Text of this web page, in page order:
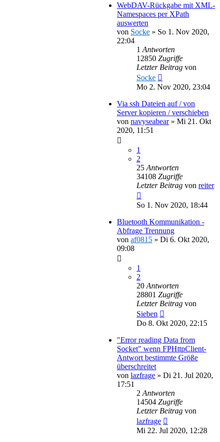
WebDAV-Rückgabe mit XML-
Namespaces per XPath
auswerten
von Socke » So 1. Nov 2020,
22:04
1 Antworten
12850 Zugriffe
Letzter Beitrag von
Socke
Mo 2. Nov 2020, 23:04
Via ssh Dateien auf / von
Server kopieren / verschieben
von navyseabear» Mi 21. Okt
2020, 11:51
1
2
25 Antworten
34108 Zugriffe
Letzter Beitrag von reiter
So 1. Nov 2020, 18:44
Bluetooth Kommunikation -
Abfrage Trennung
von af0815 » Di 6. Okt 2020,
09:08
1
2
20 Antworten
28801 Zugriffe
Letzter Beitrag von
Sieben
Do 8. Okt 2020, 22:15
"Error reading Data from
Socket" wenn FPHttpClient-
Antwort bestimmte Größe
überschreitet
von lazfrage » Di 21. Jul 2020,
17:51
2 Antworten
14504 Zugriffe
Letzter Beitrag von
lazfrage
Mi 22. Jul 2020, 12:28